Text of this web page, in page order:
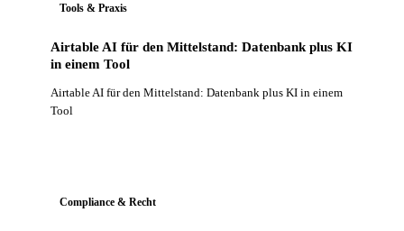
Tools & Praxis
Airtable AI für den Mittelstand: Datenbank plus KI
in einem Tool
Airtable AI für den Mittelstand: Datenbank plus KI in einem
Tool
Compliance & Recht